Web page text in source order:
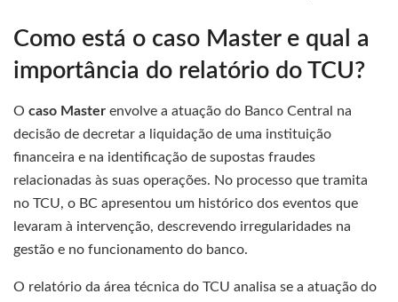
Como está o caso Master e qual a
importância do relatório do TCU?
O caso Master envolve a atuação do Banco Central na
decisão de decretar a liquidação de uma instituição
financeira e na identificação de supostas fraudes
relacionadas às suas operações. No processo que tramita
no TCU, o BC apresentou um histórico dos eventos que
levaram à intervenção, descrevendo irregularidades na
gestão e no funcionamento do banco.
O relatório da área técnica do TCU analisa se a atuação do